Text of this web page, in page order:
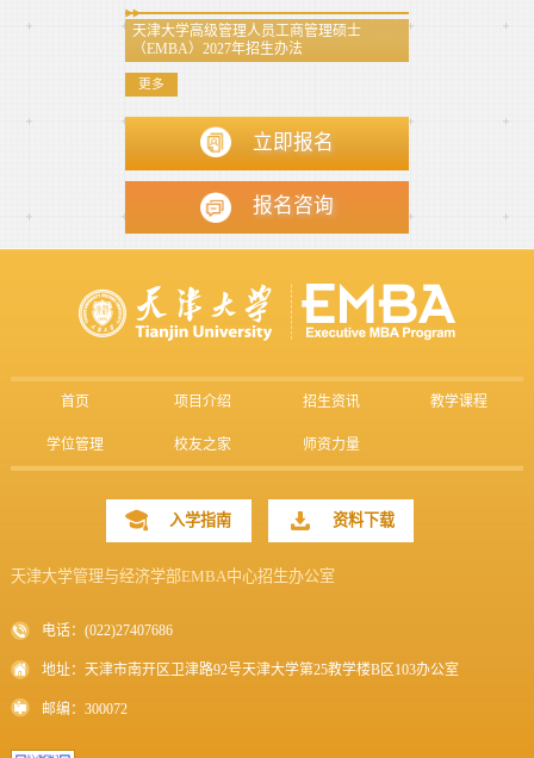
天津大学高级管理人员工商管理硕士
（EMBA）2027年招生办法
更多
立即报名
报名咨询
首页 项目介绍 招生资讯 教学课程
学位管理 校友之家 师资力量
入学指南 资料下载
天津大学管理与经济学部EMBA中心招生办公室
电话：(022)27407686
地址：天津市南开区卫津路92号天津大学第25教学楼B区103办公室
邮编：300072